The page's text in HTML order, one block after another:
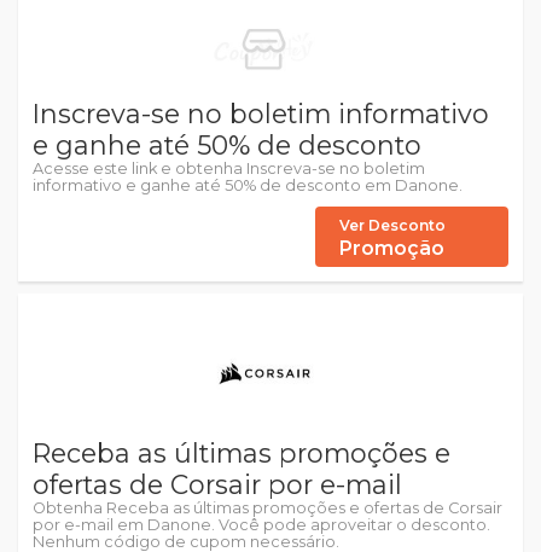
Inscreva-se no boletim informativo
e ganhe até 50% de desconto
Acesse este link e obtenha Inscreva-se no boletim
informativo e ganhe até 50% de desconto em Danone.
Ver Desconto
Promoção
Receba as últimas promoções e
ofertas de Corsair por e-mail
Obtenha Receba as últimas promoções e ofertas de Corsair
por e-mail em Danone. Você pode aproveitar o desconto.
Nenhum código de cupom necessário.